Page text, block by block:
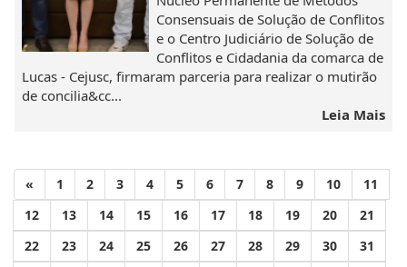
Consensuais de Solução de Conflitos
e o Centro Judiciário de Solução de
Conflitos e Cidadania da comarca de
Lucas - Cejusc, firmaram parceria para realizar o mutirão
de concilia&cc...
Leia Mais
« 1 2 3 4 5 6 7 8 9 10
11
12
13 14 15 16 17 18 19 20
21
22
23 24 25 26 27 28 29 30
31